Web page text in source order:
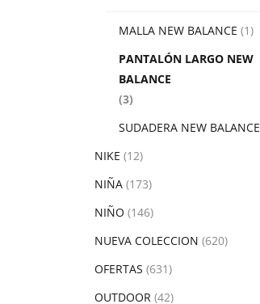
MALLA NEW BALANCE (1)
PANTALÓN LARGO NEW
BALANCE
(3)
SUDADERA NEW BALANCE
NIKE (12)
NIÑA (173)
NIÑO (146)
NUEVA COLECCION (620)
OFERTAS (631)
OUTDOOR (42)